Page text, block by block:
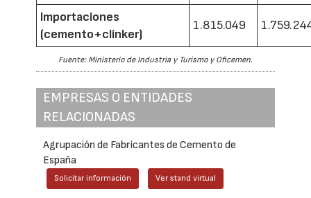
Importaciones
(cemento+clínker)
1.815.049
Fuente: Ministerio de Industria y Turismo y Oficemen.
EMPRESAS O ENTIDADES
RELACIONADAS
Agrupación de Fabricantes de Cemento de
España
Solicitar información Ver stand virtual